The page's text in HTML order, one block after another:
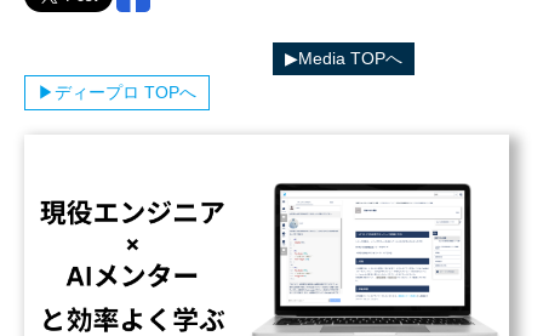
▶︎Media TOPへ
▶︎ディープロ TOPへ